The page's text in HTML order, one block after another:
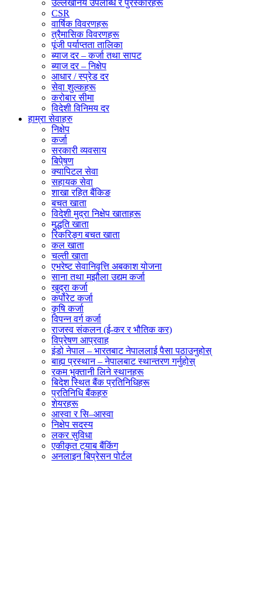
उल्लेखनिय उपलब्धि र पुरस्कारहरू
CSR
वार्षिक विवरणहरू
त्रैमासिक विवरणहरू
पूंजी पर्याप्तता तालिका
ब्याज दर – कर्जा तथा सापट
ब्याज दर – निक्षेप
आधार / स्प्रेड दर
सेवा शुल्कहरू
करोबार सीमा
विदेशी विनिमय दर
हाम्रा सेवाहरु
निक्षेप
कर्जा
सरकारी व्यवसाय
बिपे्षण
क्यापिटल सेवा
सहायक सेवा
शाखा रहित बैंकिङ
बचत खाता
विदेशी मुद्रा निक्षेप खाताहरू
मुद्धति खाता
रिकरिङ्ग बचत खाता
कल खाता
चल्ती खाता
एभरेष्ट सेवानिवृत्ति अबकाश योजना
साना तथा मझौला उद्यम कर्जा
खुद्रा कर्जा
कर्पोरेट कर्जा
कृषि कर्जा
विपन्न वर्ग कर्जा
राजस्व संकलन (ई-कर र भौतिक कर)
विप्रेषण आप्रवाह
इंडो नेपाल – भारतबाट नेपाललाई पैसा पठाउनुहोस्
बाह्य प्रस्थान – नेपालबाट स्थान्तरण गर्नुहोस्
रकम भुक्तानी लिने स्थानहरू
बिदेश स्थित बैंक प्रतिनिधिहरू
प्रतिनिधि बैंकहरु
शेयरहरू
आस्वा र सि–आस्वा
निक्षेप सदस्य
लकर सुविधा
एकीकृत ट्याब बैंकिंग
अनलाइन बिप्रेसन पोर्टल